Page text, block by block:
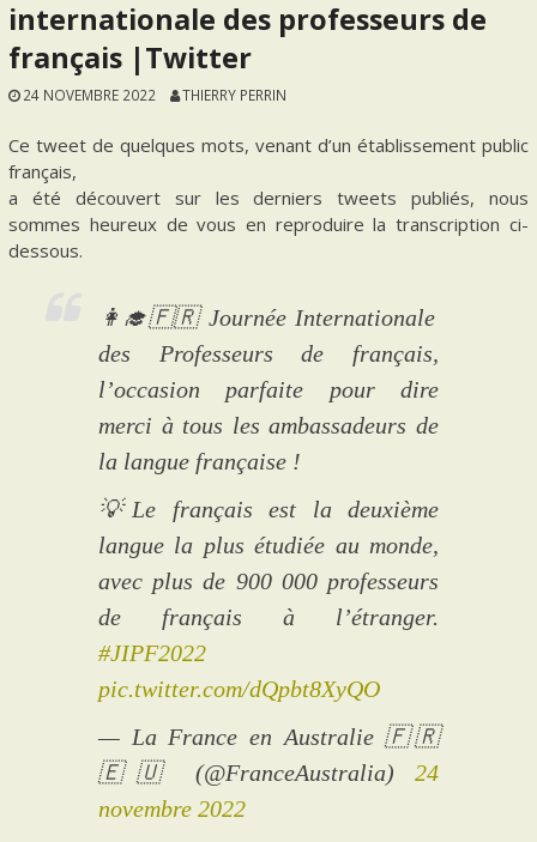
internationale des professeurs de
français |Twitter
24 NOVEMBRE 2022 THIERRY PERRIN
Ce tweet de quelques mots, venant d’un établissement public
français,
a été découvert sur les derniers tweets publiés, nous
sommes heureux de vous en reproduire la transcription ci-
dessous.
👩‍🎓🇫🇷 Journée Internationale
des Professeurs de français,
l’occasion parfaite pour dire
merci à tous les ambassadeurs de
la langue française !
💡Le français est la deuxième
langue la plus étudiée au monde,
avec plus de 900 000 professeurs
de français à l’étranger.
#JIPF2022
pic.twitter.com/dQpbt8XyQO
— La France en Australie 🇫🇷
🇪🇺 (@FranceAustralia) 24
novembre 2022